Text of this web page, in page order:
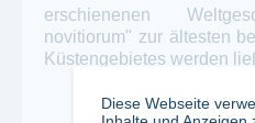
erschienenen
novitiorum" zur ältesten
Küstengebietes werden
Diese Webseite